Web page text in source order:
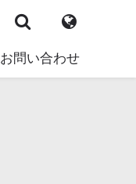
お問い合わせ